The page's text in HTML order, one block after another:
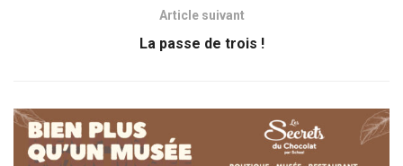
Article suivant
La passe de trois !